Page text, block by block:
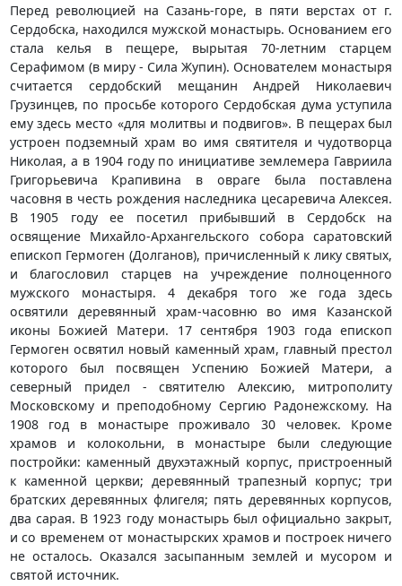
Перед революцией на Сазань-горе, в пяти верстах от г.
Сердобска, находился мужской монастырь. Основанием его
стала келья в пещере, вырытая 70-летним старцем
Серафимом (в миру - Сила Жупин). Основателем монастыря
считается сердобский мещанин Андрей Николаевич
Грузинцев, по просьбе которого Сердобская дума уступила
ему здесь место «для молитвы и подвигов». В пещерах был
устроен подземный храм во имя святителя и чудотворца
Николая, а в 1904 году по инициативе землемера Гавриила
Григорьевича Крапивина в овраге была поставлена
часовня в честь рождения наследника цесаревича Алексея.
В 1905 году ее посетил прибывший в Сердобск на
освящение Михайло-Архангельского собора саратовский
епископ Гермоген (Долганов), причисленный к лику святых,
и благословил старцев на учреждение полноценного
мужского монастыря. 4 декабря того же года здесь
освятили деревянный храм-часовню во имя Казанской
иконы Божией Матери. 17 сентября 1903 года епископ
Гермоген освятил новый каменный храм, главный престол
которого был посвящен Успению Божией Матери, а
северный придел - святителю Алексию, митрополиту
Московскому и преподобному Сергию Радонежскому. На
1908 год в монастыре проживало 30 человек. Кроме
храмов и колокольни, в монастыре были следующие
постройки: каменный двухэтажный корпус, пристроенный
к каменной церкви; деревянный трапезный корпус; три
братских деревянных флигеля; пять деревянных корпусов,
два сарая. В 1923 году монастырь был официально закрыт,
и со временем от монастырских храмов и построек ничего
не осталось. Оказался засыпанным землей и мусором и
святой источник.